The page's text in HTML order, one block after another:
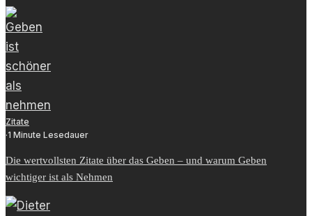
Zitate
·1 Minute Lesedauer
Die wertvollsten Zitate über das Geben – und warum Geben
wichtiger ist als Nehmen